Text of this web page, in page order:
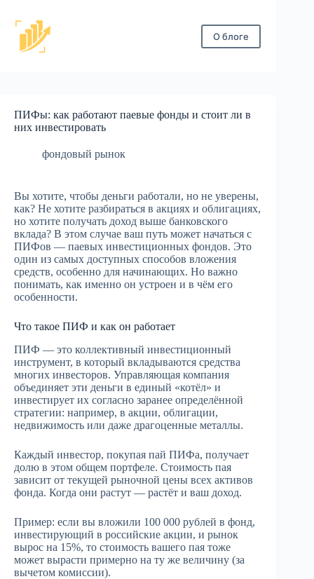
сути
О блоге
ПИФы: как работают паевые фонды и стоит ли в
них инвестировать
фондовый рынок
Вы хотите, чтобы деньги работали, но не уверены,
как? Не хотите разбираться в акциях и облигациях,
но хотите получать доход выше банковского
вклада? В этом случае ваш путь может начаться с
ПИФов — паевых инвестиционных фондов. Это
один из самых доступных способов вложения
средств, особенно для начинающих. Но важно
понимать, как именно он устроен и в чём его
особенности.
Что такое ПИФ и как он работает
ПИФ — это коллективный инвестиционный
инструмент, в который вкладываются средства
многих инвесторов. Управляющая компания
объединяет эти деньги в единый «котёл» и
инвестирует их согласно заранее определённой
стратегии: например, в акции, облигации,
недвижимость или даже драгоценные металлы.
Каждый инвестор, покупая пай ПИФа, получает
долю в этом общем портфеле. Стоимость пая
зависит от текущей рыночной цены всех активов
фонда. Когда они растут — растёт и ваш доход.
Пример: если вы вложили 100 000 рублей в фонд,
инвестирующий в российские акции, и рынок
вырос на 15%, то стоимость вашего пая тоже
может вырасти примерно на ту же величину (за
вычетом комиссии).